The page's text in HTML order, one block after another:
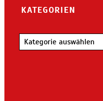
KATEGORIEN
Kategorien